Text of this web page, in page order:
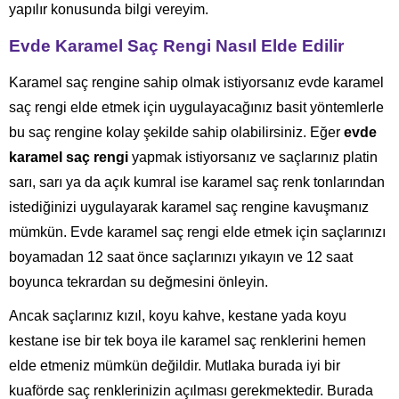
yapılır konusunda bilgi vereyim.
Evde Karamel Saç Rengi Nasıl Elde Edilir
Karamel saç rengine sahip olmak istiyorsanız evde karamel
saç rengi elde etmek için uygulayacağınız basit yöntemlerle
bu saç rengine kolay şekilde sahip olabilirsiniz. Eğer evde
karamel saç rengi yapmak istiyorsanız ve saçlarınız platin
sarı, sarı ya da açık kumral ise karamel saç renk tonlarından
istediğinizi uygulayarak karamel saç rengine kavuşmanız
mümkün. Evde karamel saç rengi elde etmek için saçlarınızı
boyamadan 12 saat önce saçlarınızı yıkayın ve 12 saat
boyunca tekrardan su değmesini önleyin.
Ancak saçlarınız kızıl, koyu kahve, kestane yada koyu
kestane ise bir tek boya ile karamel saç renklerini hemen
elde etmeniz mümkün değildir. Mutlaka burada iyi bir
kuaförde saç renklerinizin açılması gerekmektedir. Burada